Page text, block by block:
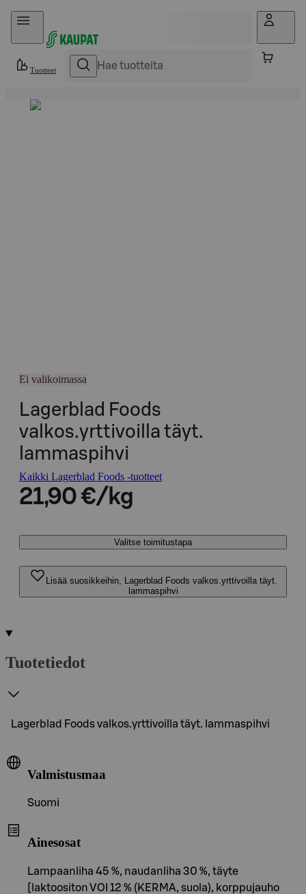
Hyppää sisältöön
Tuotteet
Ei valikoimassa
Lagerblad Foods
valkos.yrttivoilla täyt.
lammaspihvi
Kaikki Lagerblad Foods -tuotteet
21,90 €/kg
Valitse toimitustapa
Lisää suosikkeihin, Lagerblad Foods valkos.yrttivoilla täyt.
lammaspihvi
Tuotetiedot
Lagerblad Foods valkos.yrttivoilla täyt. lammaspihvi
Valmistusmaa
Suomi
Ainesosat
Lampaanliha 45 %, naudanliha 30 %, täyte
[laktoositon VOI 12 % (KERMA, suola), korppujauho